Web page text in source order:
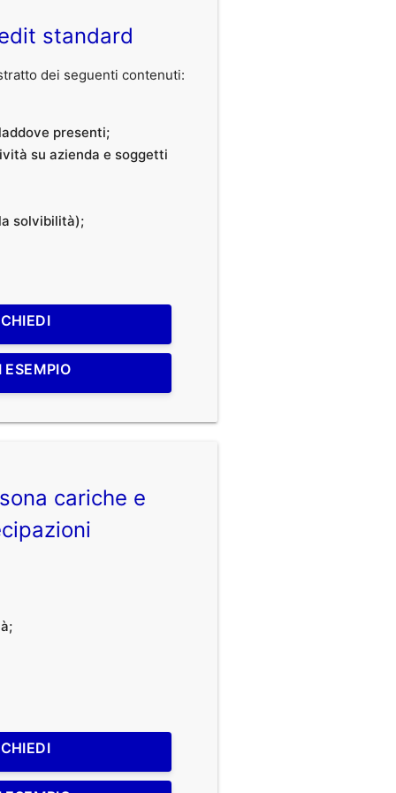
standard
dei seguenti contenuti:
presenti;
su azienda e soggetti
solvibilità);
ESEMPIO
cariche e